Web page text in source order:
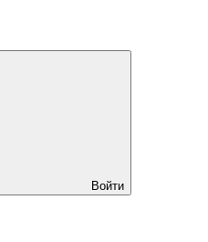
Войти